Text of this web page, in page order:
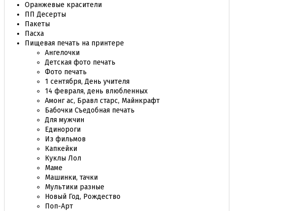
Оранжевые красители
ПП Десерты
Пакеты
Пасха
Пищевая печать на принтере
Ангелочки
Детская фото печать
Фото печать
1 сентября, День учителя
14 февраля, день влюбленных
Амонг ас, Бравл старс, Майнкрафт
Бабочки Съедобная печать
Для мужчин
Единороги
Из фильмов
Капкейки
Куклы Лол
Маме
Машинки, тачки
Мультики разные
Новый Год, Рождество
Поп-Арт